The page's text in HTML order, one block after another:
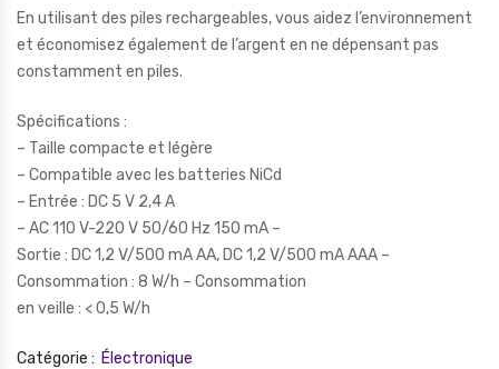
En utilisant des piles rechargeables, vous aidez l’environnement
et économisez également de l’argent en ne dépensant pas
constamment en piles.
Spécifications :
– Taille compacte et légère
– Compatible avec les batteries NiCd
– Entrée : DC 5 V 2,4 A
– AC 110 V-220 V 50/60 Hz 150 mA –
Sortie : DC 1,2 V/500 mA AA, DC 1,2 V/500 mA AAA –
Consommation : 8 W/h – Consommation
en veille : < 0,5 W/h
Catégorie : Électronique